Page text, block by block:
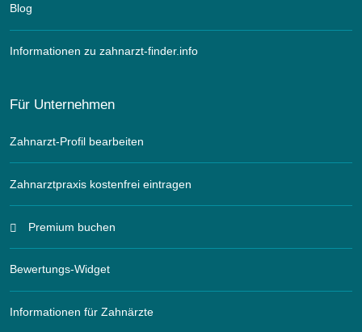
Blog
Informationen zu zahnarzt-finder.info
Für Unternehmen
Zahnarzt-Profil bearbeiten
Zahnarztpraxis kostenfrei eintragen
Premium buchen
Bewertungs-Widget
Informationen für Zahnärzte